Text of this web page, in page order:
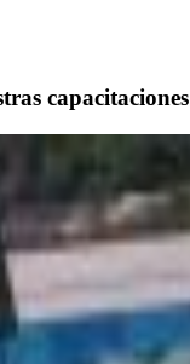
capacitaciones